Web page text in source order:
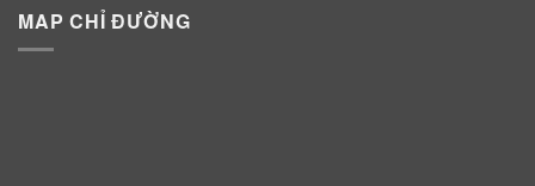
MAP CHỈ ĐƯỜNG